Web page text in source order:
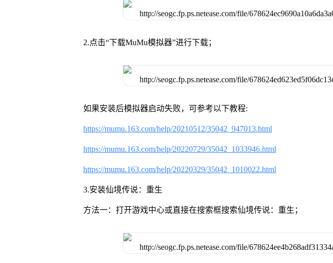
2.点击“下载MuMu模拟器”进行下载；
如果安装后模拟器启动失败，可参考以下教程:
https://mumu.163.com/help/20210512/35042_947013.html
https://mumu.163.com/help/20220729/35042_1033946.html
https://mumu.163.com/help/20220329/35042_1010022.html
3.安装仙境传说：重生
方法一：打开游戏中心或直接在搜索框搜索仙境传说：重生；